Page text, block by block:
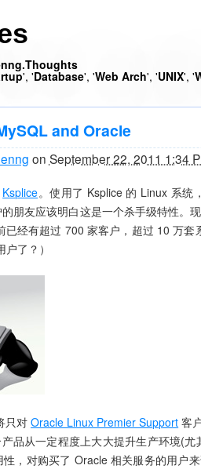
', 'Database', 'Web Arch', 'UNIX', '
and Oracle
on September 22, 2011 1:34
Ksplice。使用了 Ksplice 的 Linux 系统
朋友应该明白这是一个杀手级特性。
已经有超过 700 家客户，超过 10 万套
了？）
只对Oracle Linux Premier Support 客
品从一定程度上大大提升生产环境(尤
，对购买了 Oracle 相关服务的用户